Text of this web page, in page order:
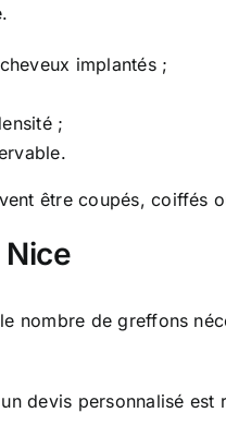
implantés ;
;
être coupés, coiffés
Nice
nombre de greffons
devis personnalisé